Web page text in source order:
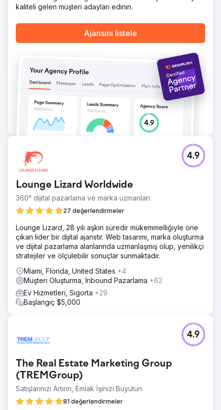
kaliteli gelen müşteri adayları edinin.
Ajansını listele
Lounge Lizard Worldwide
360° dijital pazarlama ve marka uzmanları.
27 değerlendirmeler
4.9
Lounge Lizard, 28 yılı aşkın süredir mükemmelliğiyle öne
çıkan lider bir dijital ajanstır. Web tasarımı, marka oluşturma
ve dijital pazarlama alanlarında uzmanlaşmış olup, yenilikçi
stratejiler ve ölçülebilir sonuçlar sunmaktadır.
Miami, Florida, United States +4
Müşteri Oluşturma, Inbound Pazarlama +62
Ev Hizmetleri, Sigorta +29
Başlangıç $5,000
The Real Estate Marketing Group
(TREMGroup)
Satışlarınızı Artırın, Emlak İşinizi Büyütün
81 değerlendirmeler
4.9